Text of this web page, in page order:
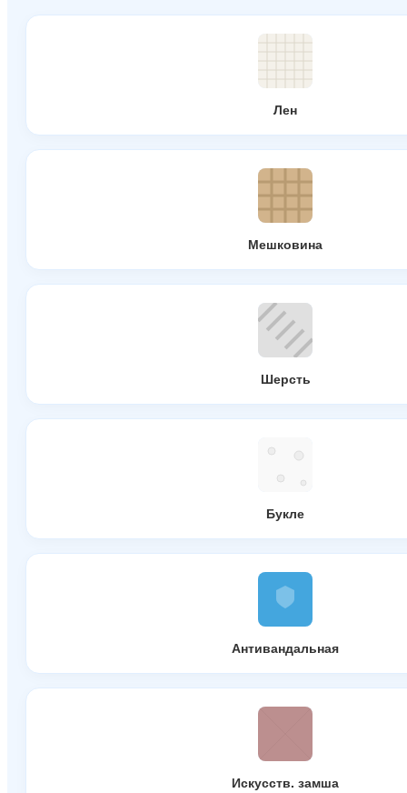
Лен
Мешковина
Шерсть
Букле
Антивандальная
Искусств. замша